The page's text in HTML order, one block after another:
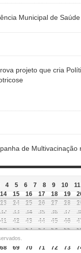
Municipal de
projeto que cria
de Multivacinação
4 5 6 7 8 9 10
11
14 15 16 17 18 19
23 24 25 26 27 28
32 33 34 35 36 37
41 42 43 44 45 46
50 51 52 53 54 55
59 60
68 69 70 71 72 73